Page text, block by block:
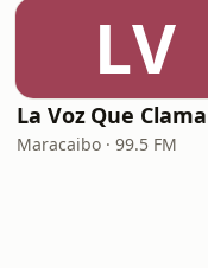
LV
Maracaibo · 99.5 FM